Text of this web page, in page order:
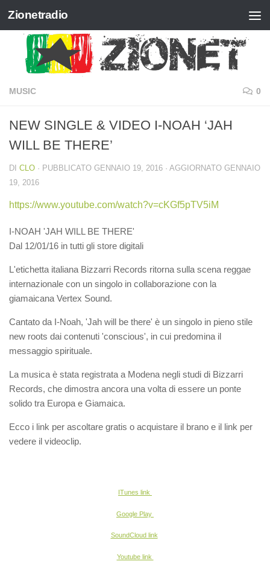
Salta al contenuto
Zionetradio
MUSIC 0
NEW SINGLE & VIDEO I-NOAH ‘JAH
WILL BE THERE’
DI CLO · PUBBLICATO GENNAIO 19, 2016 · AGGIORNATO GENNAIO
19, 2016
https://www.youtube.com/watch?v=cKGf5pTV5iM
I-NOAH 'JAH WILL BE THERE'
Dal 12/01/16 in tutti gli store digitali
L'etichetta italiana Bizzarri Records ritorna sulla scena reggae
internazionale con un singolo in collaborazione con la
giamaicana Vertex Sound.
Cantato da I-Noah, 'Jah will be there' è un singolo in pieno stile
new roots dai contenuti 'conscious', in cui predomina il
messaggio spirituale.
La musica è stata registrata a Modena negli studi di Bizzarri
Records, che dimostra ancora una volta di essere un ponte
solido tra Europa e Giamaica.
Ecco i link per ascoltare gratis o acquistare il brano e il link per
vedere il videoclip.
ITunes link
Google Play
SoundCloud link
Youtube link